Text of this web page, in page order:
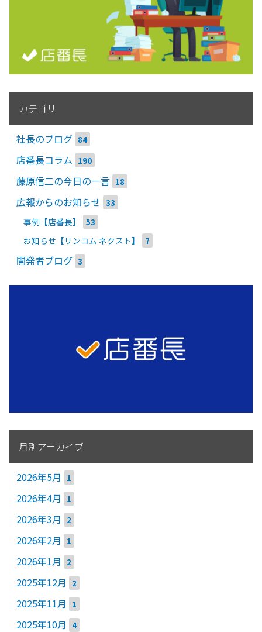
カテゴリ
社長のブログ 84
店番長コラム 190
藤原信二の今日の一言 18
広報からのお知らせ 33
事例【店番長】 53
お知らせ【リンコム ネクスト】 7
開発者ブログ 3
月別アーカイブ
2026年5月 1
2026年4月 1
2026年3月 2
2026年2月 1
2026年1月 2
2025年12月 2
2025年11月 1
2025年10月 4